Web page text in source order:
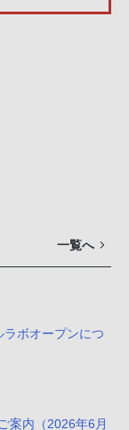
一覧へ
ボオープンにつ
案内（2026年6月